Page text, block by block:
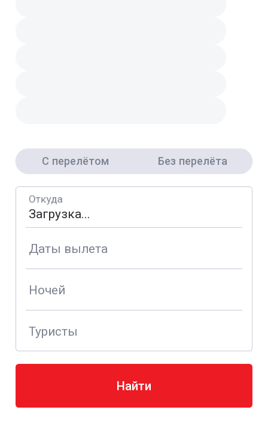
С перелётом Без перелёта
Откуда
Даты вылета
Ночей
Туристы
Найти